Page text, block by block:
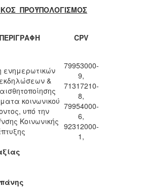
ΠΡΟΫΠΟΛΟΓΙΣΜΟΣ
CPV
ενημερωτικών
&
κοινωνικού
υπό την
Κοινωνικής
79953000-
9,
71317210-
8,
79954000-
6,
92312000-
1,